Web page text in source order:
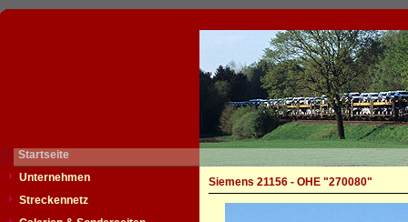
Startseite
Unternehmen
Streckennetz
Siemens 21156 - OHE "270080"